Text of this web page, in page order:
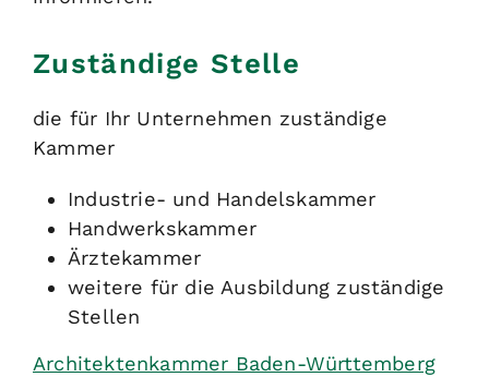
Zuständige Stelle
die für Ihr Unternehmen zuständige
Kammer
Industrie- und Handelskammer
Handwerkskammer
Ärztekammer
weitere für die Ausbildung zuständige
Stellen
Architektenkammer Baden-Württemberg